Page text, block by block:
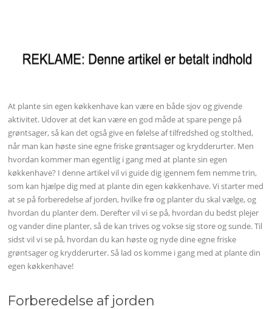
At plante sin egen køkkenhave kan være en både sjov og givende
aktivitet. Udover at det kan være en god måde at spare penge på
grøntsager, så kan det også give en følelse af tilfredshed og stolthed,
når man kan høste sine egne friske grøntsager og krydderurter. Men
hvordan kommer man egentlig i gang med at plante sin egen
køkkenhave? I denne artikel vil vi guide dig igennem fem nemme trin,
som kan hjælpe dig med at plante din egen køkkenhave. Vi starter med
at se på forberedelse af jorden, hvilke frø og planter du skal vælge, og
hvordan du planter dem. Derefter vil vi se på, hvordan du bedst plejer
og vander dine planter, så de kan trives og vokse sig store og sunde. Til
sidst vil vi se på, hvordan du kan høste og nyde dine egne friske
grøntsager og krydderurter. Så lad os komme i gang med at plante din
egen køkkenhave!
Forberedelse af jorden